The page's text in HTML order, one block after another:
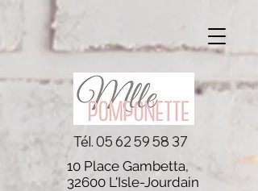
10 Place Gambetta,
32600 L'Isle-Jourdain
Tél.05 62 59 58 37